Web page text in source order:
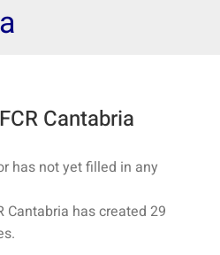
FCR Cantabria
has not yet filled in any
Cantabria has created 29